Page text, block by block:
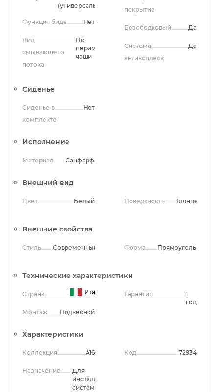
(универсальный)
Функция биде Нет
Вид
смывающего
потока
По
периметру
чаши
покрытие
Безободковый Да
Система
антивсплеск
Да
Сиденье
Сиденье в
комплекте
Нет
Исполнение
Материал Санфарфор
Внешний вид
Цвет Белый Поверхность Глянцевая
Внешние свойства
Стиль Современный Форма Прямоугольная
Технические характеристики
Страна Италия
Монтаж Подвесной
Гарантия
1
год
Характеристики
Коллекция A16
Назначение
Для
инсталляционных
систем
Код 72934